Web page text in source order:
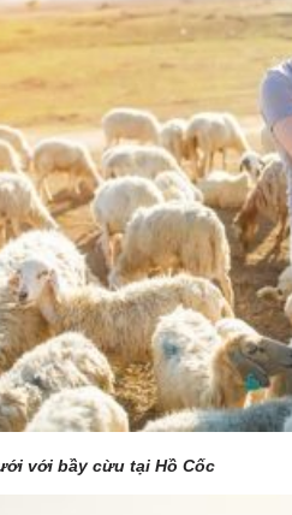
với bầy cừu tại Hồ Cốc